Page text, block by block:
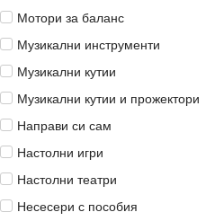
Мотори за баланс
Музикални инструменти
Музикални кутии
Музикални кутии и прожектори
Направи си сам
Настолни игри
Настолни театри
Несесери с пособия